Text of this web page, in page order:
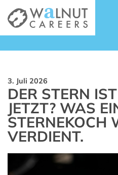
3. Juli 2026
DER STERN
JETZT? WAS
STERNEKOCH
VERDIENT.